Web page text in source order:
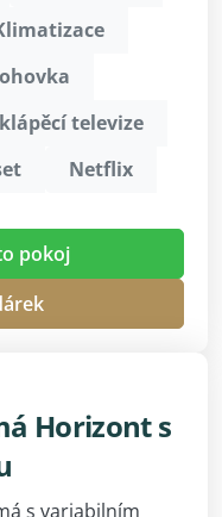
televize
Netflix
pokoj
Horizont s
s variabilním